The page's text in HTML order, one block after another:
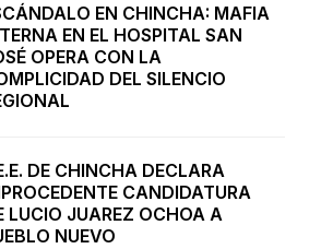
EN CHINCHA: MAFIA
EN EL HOSPITAL SAN
OPERA CON LA
DEL SILENCIO
DE CHINCHA DECLARA
CANDIDATURA
LUCIO JUAREZ OCHOA A
NUEVO